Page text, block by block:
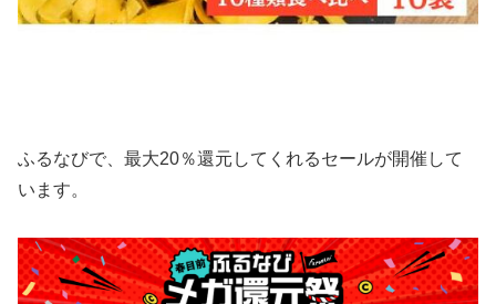
ふるなびで、最大20％還元してくれるセールが開催して
います。